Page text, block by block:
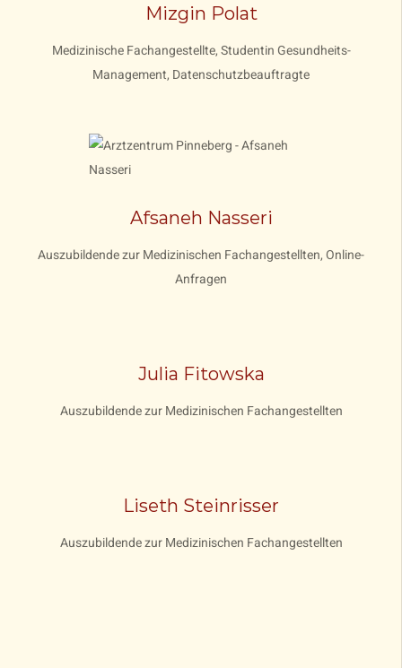
Mizgin Polat
Medizinische Fachangestellte, Studentin Gesundheits-
Management, Datenschutzbeauftragte
Afsaneh Nasseri
Auszubildende zur Medizinischen Fachangestellten, Online-
Anfragen
Julia Fitowska
Auszubildende zur Medizinischen Fachangestellten
Liseth Steinrisser
Auszubildende zur Medizinischen Fachangestellten